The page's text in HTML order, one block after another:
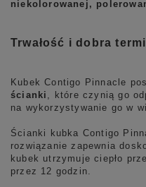
niekolorowanej,
Trwałość i dobra
Kubek Contigo Pinnacle
ścianki , które czynią go
na wykorzystywanie go w
Ścianki kubka Contigo
rozwiązanie zapewnia
kubek utrzymuje ciepło
przez 12 godzin.